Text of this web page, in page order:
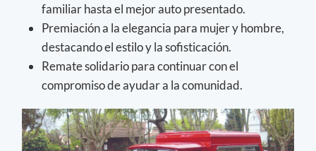
familiar hasta el mejor auto presentado.
Premiación a la elegancia para mujer y hombre,
destacando el estilo y la sofisticación.
Remate solidario para continuar con el
compromiso de ayudar a la comunidad.